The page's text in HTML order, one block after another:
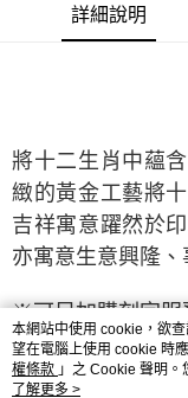
詳細說明
將十二生肖中蘊
緻的黃金工藝將
吉祥寓意躍然於
亦寓意生意興隆、
※可另加購刻字服
本網站中使用 cookie，欲
望在電腦上使用 cookie 時
權條款 」之 Cookie 聲明
用條款之 Cookie 聲明使用
了解更多 >